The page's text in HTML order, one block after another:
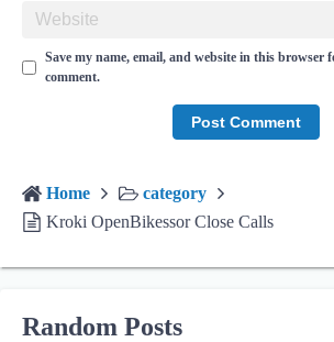
Save my name, email, and website in this browser
comment.
Home
category
Kroki OpenBikessor Close Calls
Random Posts